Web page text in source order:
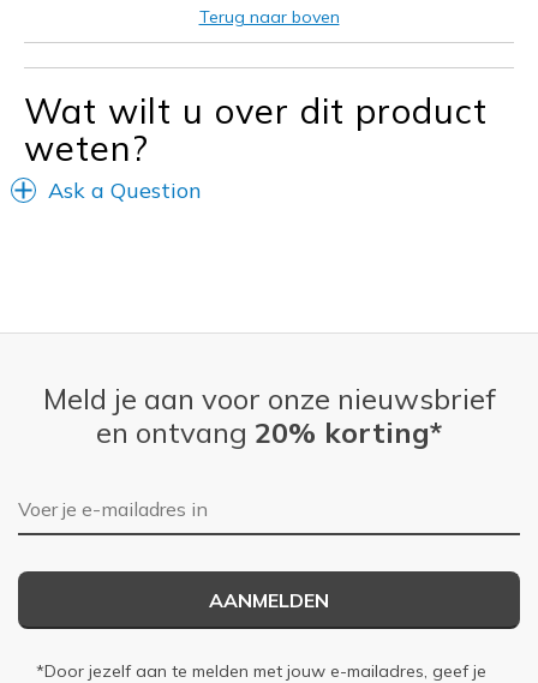
Beste toepassingen
Casual Wear
Travel
Width
Sizing
View On Shoes
Terug naar boven
Wat wilt u over dit product
weten?
Ask a Question
Meld je aan voor onze nieuwsbrief
en ontvang 20% korting*
E-mailadres
AANMELDEN
*Door jezelf aan te melden met jouw e-mailadres, geef je